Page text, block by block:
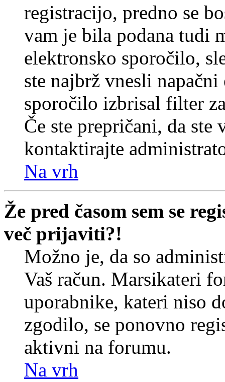
registracijo, predno se
vam je bila podana tudi
elektronsko sporočilo,
ste najbrž vnesli
sporočilo izbrisal filter
Če ste prepričani, da
kontaktirajte
Na vrh
Že pred časom sem se
več prijaviti?!
Možno je, da so
Vaš račun. Marsikateri
uporabnike, kateri niso
zgodilo, se ponovno
aktivni na forumu.
Na vrh